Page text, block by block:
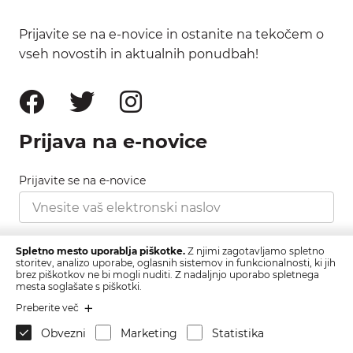
Prijavite se na e-novice in ostanite na tekočem o
vseh novostih in aktualnih ponudbah!
Prijava na e-novice
Prijavite se na e-novice
Strinjam se s pravilnikom zasebnosti, ki ga najdete
tukaj.
Spletno mesto uporablja piškotke. Z njimi zagotavljamo spletno
storitev, analizo uporabe, oglasnih sistemov in funkcionalnosti, ki jih
brez piškotkov ne bi mogli nuditi. Z nadaljnjo uporabo spletnega
mesta soglašate s piškotki.
Preberite več
Obvezni Marketing Statistika